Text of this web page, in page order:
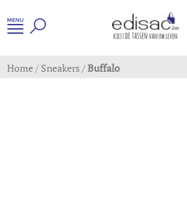
Home/ Sneakers/Buffalo